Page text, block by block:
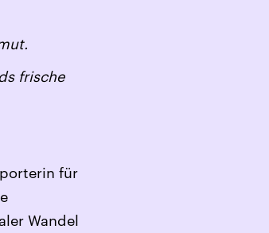
frische
für
Wandel